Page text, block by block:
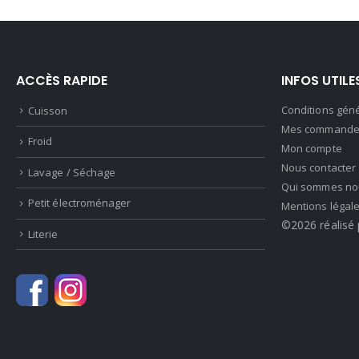
ACCÈS RAPIDE
Cuisson
Froid
Lavage / Séchage
Petit électroménager
Literie
INFOS
Conditions
Mes
Mon compte
Nous contacter
Qui sommes
Mentions
©2026 réalisé